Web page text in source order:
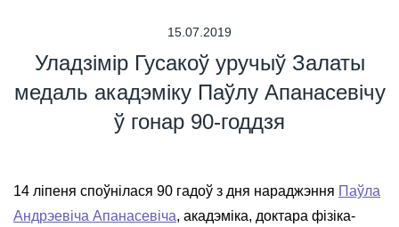
15.07.2019
Уладзімір Гусакоў уручыў Залаты
медаль акадэміку Паўлу Апанасевічу
ў гонар 90-годдзя
14 ліпеня споўнілася 90 гадоў з дня нараджэння Паўла
Андрэевіча Апанасевіча, акадэміка, доктара фізіка-